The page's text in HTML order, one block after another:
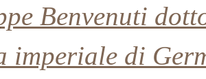
Benvenuti
imperiale di